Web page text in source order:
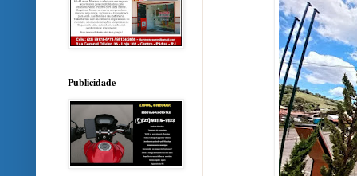
Publicidade